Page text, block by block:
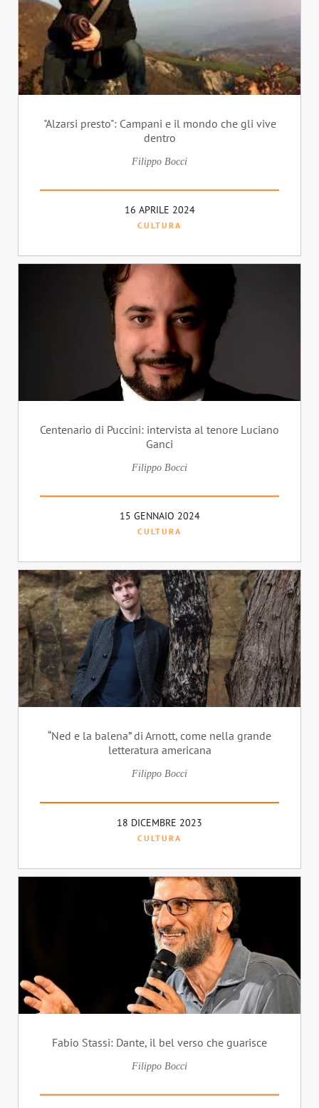
"Alzarsi presto": Campani e il mondo che gli vive
dentro
Filippo Bocci
16 APRILE 2024
CULTURA
Centenario di Puccini: intervista al tenore Luciano
Ganci
Filippo Bocci
15 GENNAIO 2024
CULTURA
“Ned e la balena” di Arnott, come nella grande
letteratura americana
Filippo Bocci
18 DICEMBRE 2023
CULTURA
Fabio Stassi: Dante, il bel verso che guarisce
Filippo Bocci